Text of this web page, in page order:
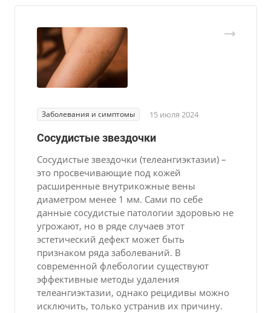
Заболевания и симптомы 15 июля 2024
Сосудистые звездочки
Сосудистые звездочки (телеангиэктазии) –
это просвечивающие под кожей
расширенные внутрикожные вены
диаметром менее 1 мм. Сами по себе
данные сосудистые патологии здоровью не
угрожают, но в ряде случаев этот
эстетический дефект может быть
признаком ряда заболеваний. В
современной флебологии существуют
эффективные методы удаления
телеангиэктазии, однако рецидивы можно
исключить, только устранив их причину.